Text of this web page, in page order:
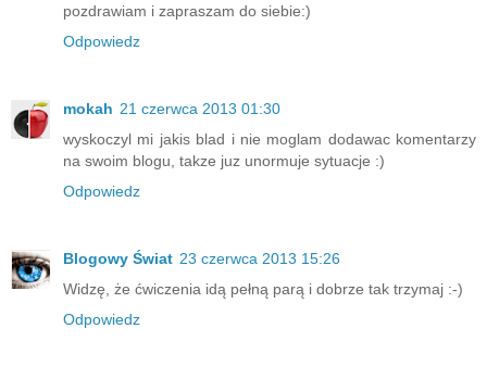
pozdrawiam i zapraszam do siebie:)
Odpowiedz
mokah 21 czerwca 2013 01:30
wyskoczyl mi jakis blad i nie moglam dodawac komentarzy
na swoim blogu, takze juz unormuje sytuacje :)
Odpowiedz
Blogowy Świat 23 czerwca 2013 15:26
Widzę, że ćwiczenia idą pełną parą i dobrze tak trzymaj :-)
Odpowiedz